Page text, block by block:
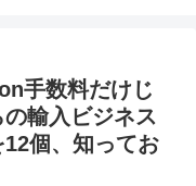
手数料だけじ
輸入ビジネス
個、知ってお